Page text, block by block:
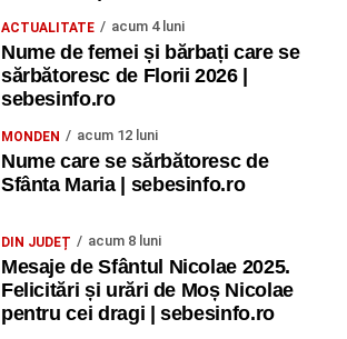
ACTUALITATE acum 4 luni
Nume de femei și bărbați care se
sărbătoresc de Florii 2026 |
sebesinfo.ro
MONDEN acum 12 luni
Nume care se sărbătoresc de
Sfânta Maria | sebesinfo.ro
DIN JUDEȚ acum 8 luni
Mesaje de Sfântul Nicolae 2025.
Felicitări și urări de Moș Nicolae
pentru cei dragi | sebesinfo.ro